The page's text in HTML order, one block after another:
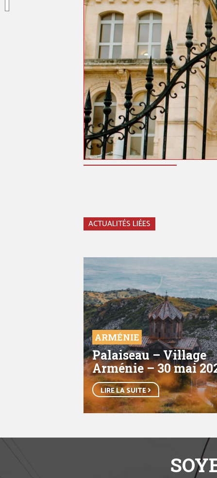
ACTUALITÉS LIÉES
ARMÉNIE
Palaiseau – Village
Arménie – 30 mai
LIRE LA SUITE